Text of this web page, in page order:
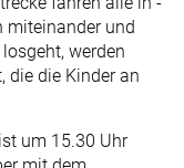
miteinander und
werden
die die Kinder an
um 15.30 Uhr